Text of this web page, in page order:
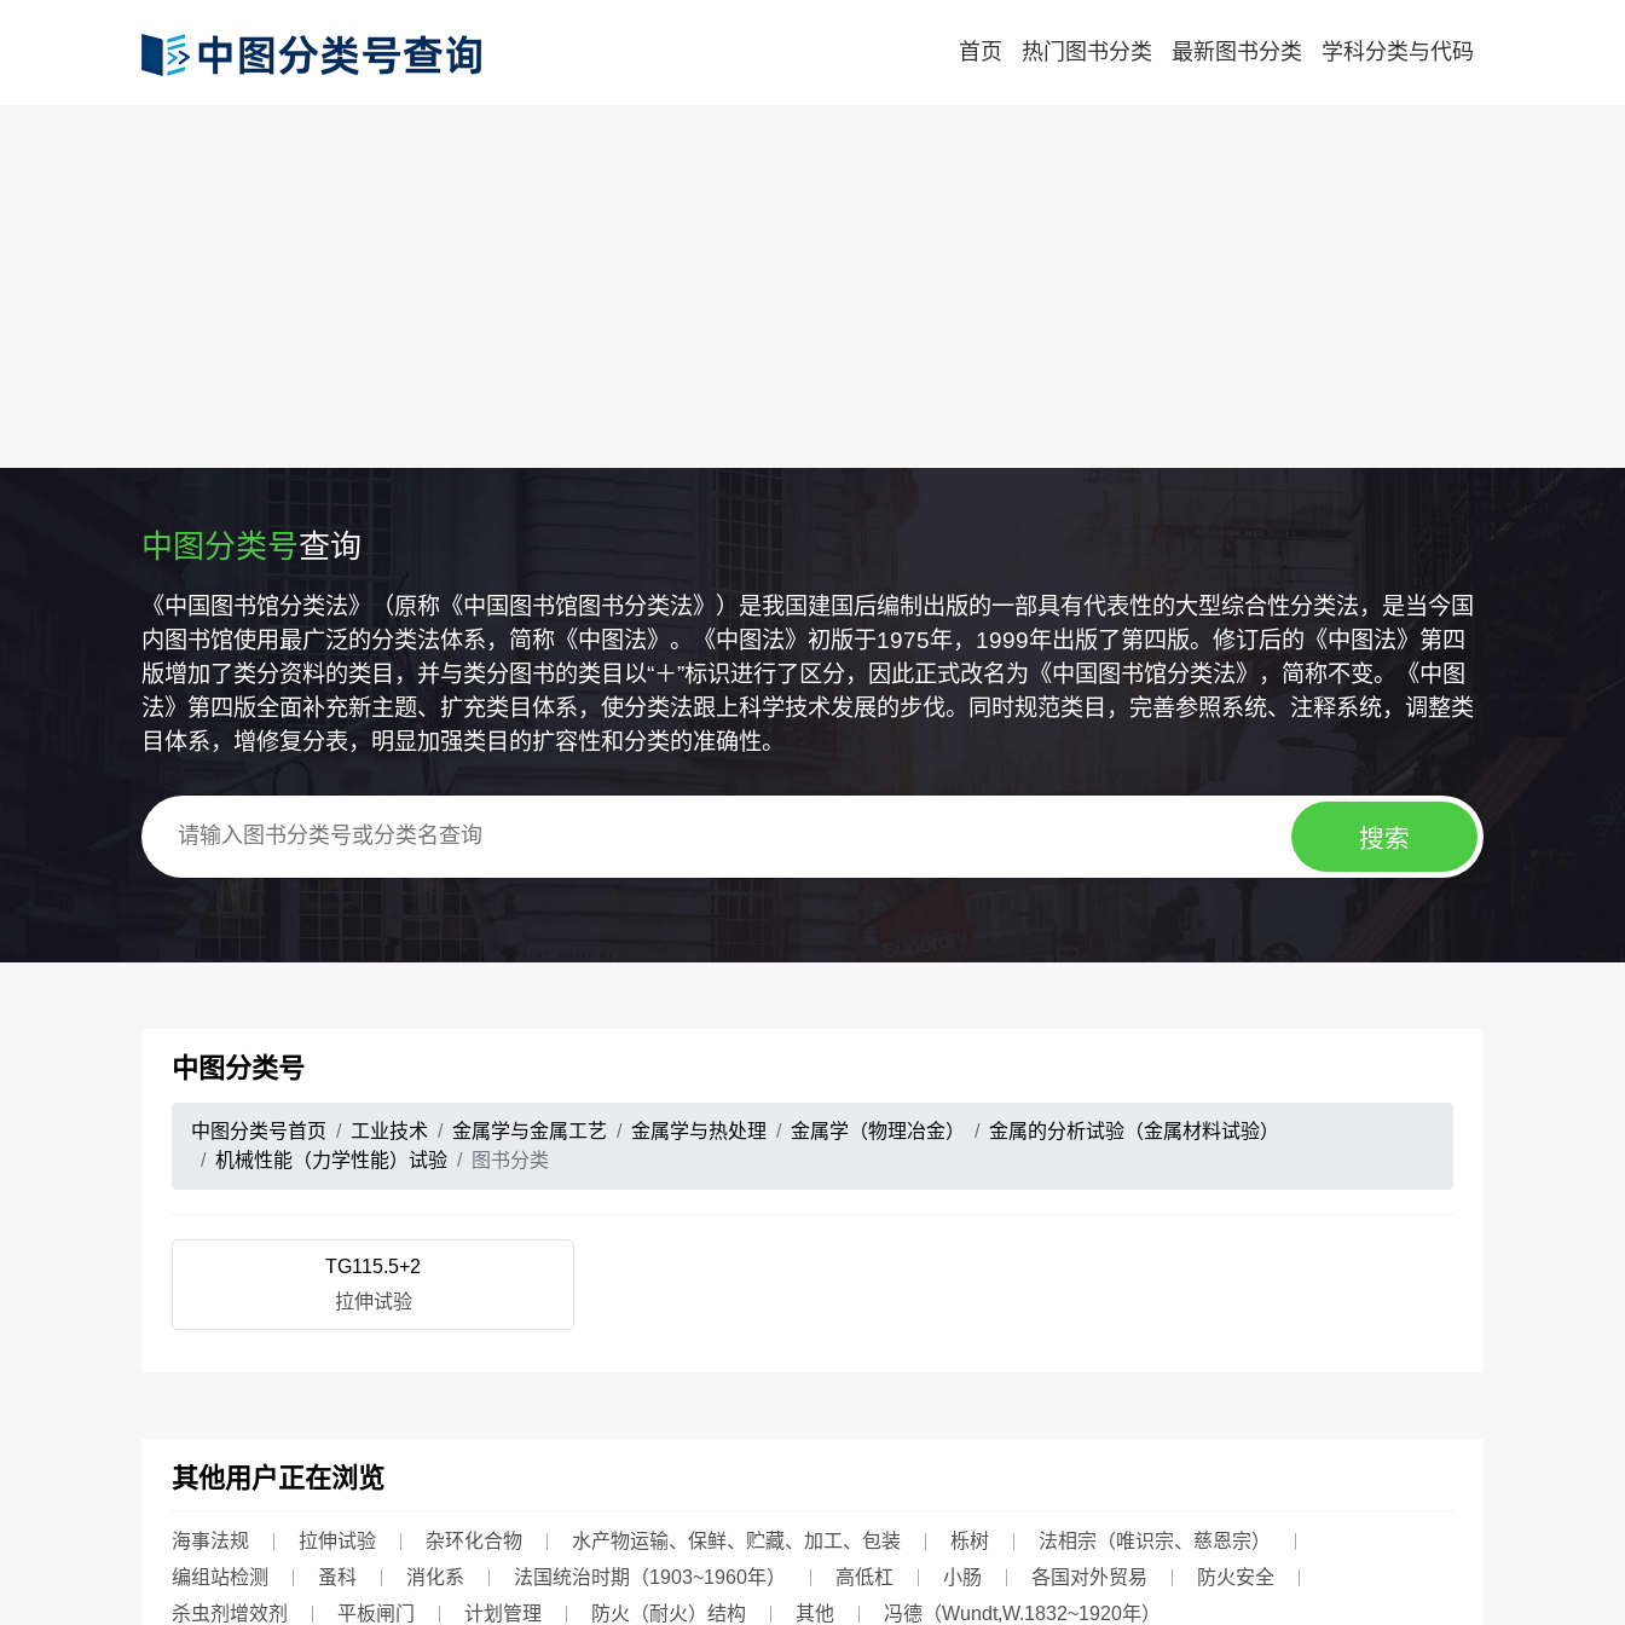
首页 热门图书分类 最新图书分类 学科分类与代码
中图分类号查询
《中国图书馆分类法》（原称《中国图书馆图书分类法》）是我国建国后编制出版的一部具有代表性的大型综合性分类法，是当今国
内图书馆使用最广泛的分类法体系，简称《中图法》。《中图法》初版于1975年，1999年出版了第四版。修订后的《中图法》第四
版增加了类分资料的类目，并与类分图书的类目以“＋”标识进行了区分，因此正式改名为《中国图书馆分类法》，简称不变。《中图
法》第四版全面补充新主题、扩充类目体系，使分类法跟上科学技术发展的步伐。同时规范类目，完善参照系统、注释系统，调整类
目体系，增修复分表，明显加强类目的扩容性和分类的准确性。
中图分类号
中图分类号首页 工业技术 金属学与金属工艺 金属学与热处理 金属学（物理冶金）
金属的分析试验（金属材料试验）
机械性能（力学性能）试验
图书分类
TG115.5+2
拉伸试验
其他用户正在浏览
海事法规 拉伸试验 杂环化合物 水产物运输、保鲜、贮藏、加工、包装 栎树
法相宗（唯识宗、慈恩宗）
编组站检测
蚤科 消化系 法国统治时期（1903~1960年） 高低杠 小肠 各国对外贸易
防火安全
杀虫剂增效剂
平板闸门 计划管理 防火（耐火）结构 其他 冯德（Wundt,W.1832~1920年）